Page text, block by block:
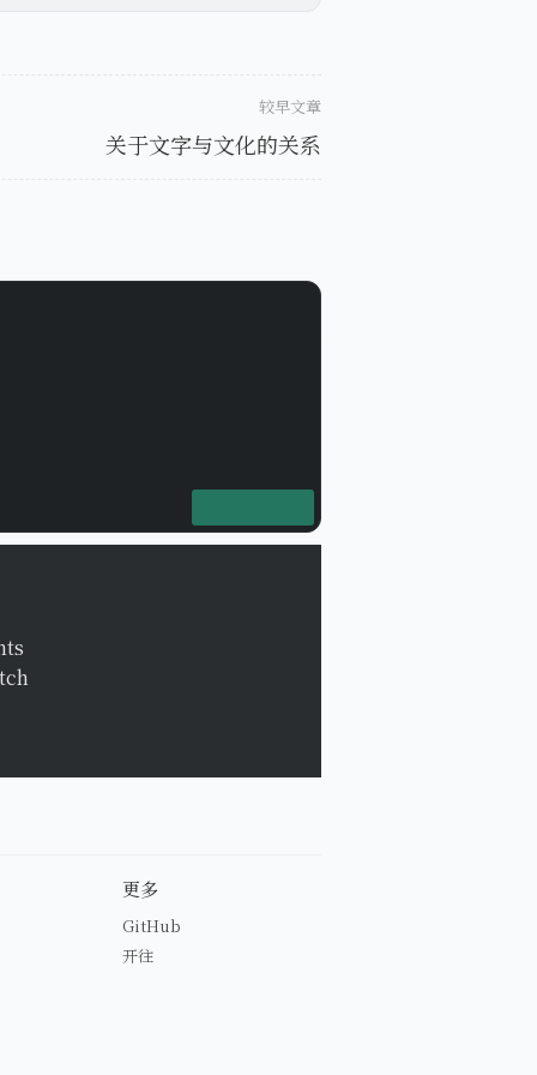
较早文章
关于文字与文化的关系
更多
GitHub
开往